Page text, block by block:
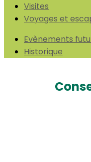
Visites
Voyages et
Evènements
Historique